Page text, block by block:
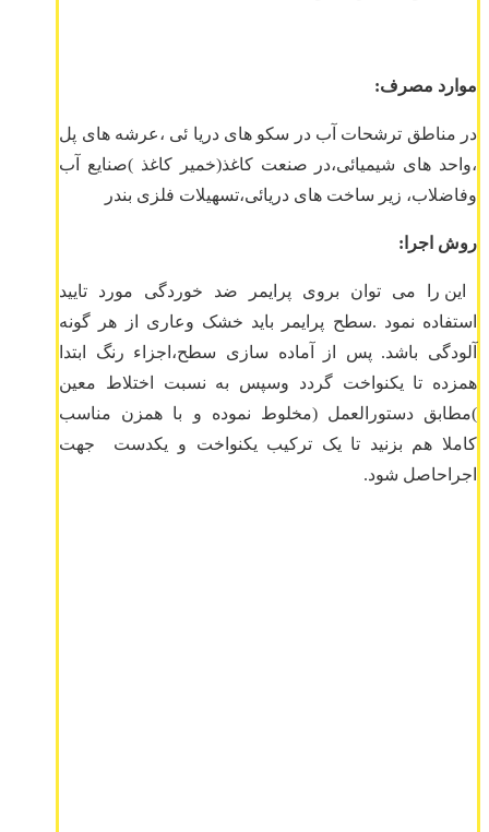
موارد مصرف:
در مناطق ترشحات آب در سکو های دریا ئی ،عرشه های پل
،واحد های شیمیائی،در صنعت کاغذ(خمیر کاغذ )صنایع آب
وفاضلاب، زیر ساخت های دریائی،تسهیلات فلزی بندر
روش اجرا:
این را می توان بروی پرایمر ضد خوردگی مورد تایید
استفاده نمود .سطح پرایمر باید خشک وعاری از هر گونه
آلودگی باشد. پس از آماده سازی سطح،اجزاء رنگ ابتدا
همزده تا یکنواخت گردد وسپس به نسبت اختلاط معین
)مطابق دستورالعمل (مخلوط نموده و با همزن مناسب
کاملا هم بزنید تا یک ترکیب یکنواخت و یکدست جهت
اجراحاصل شود.